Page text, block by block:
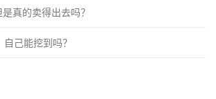
真的卖得出去吗？
己能挖到吗？